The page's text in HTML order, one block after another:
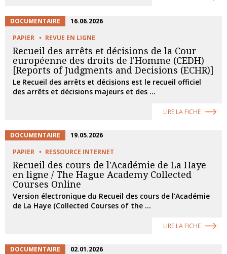
DOCUMENTAIRE
16.06.2026
PAPIER
REVUE EN LIGNE
Recueil des arrêts et décisions de la Cour
européenne des droits de l'Homme (CEDH)
[Reports of Judgments and Decisions (ECHR)]
Le Recueil des arrêts et décisions est le recueil officiel
des arrêts et décisions majeurs et des ...
LIRE LA FICHE
DOCUMENTAIRE
19.05.2026
PAPIER
RESSOURCE INTERNET
Recueil des cours de l'Académie de La Haye
en ligne / The Hague Academy Collected
Courses Online
Version électronique du Recueil des cours de l'Académie
de La Haye (Collected Courses of the ...
LIRE LA FICHE
DOCUMENTAIRE
02.01.2026